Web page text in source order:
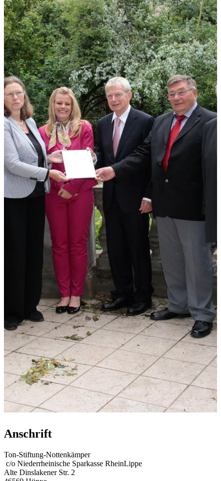
Anschrift
Ton-Stiftung-Nottenkämper
c/o Niederrheinische Sparkasse RheinLippe
Alte Dinslakener Str. 2